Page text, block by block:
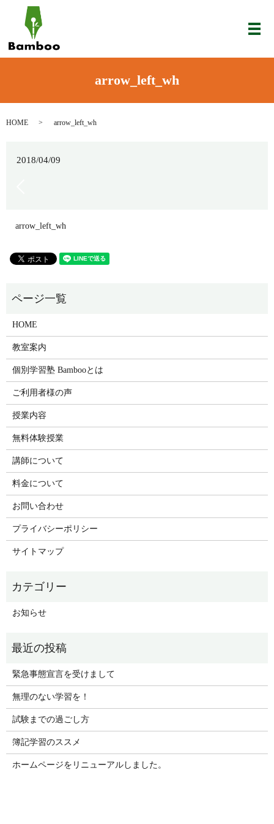
メ
arrow_left_wh
HOME arrow_left_wh
2018/04/09
arrow_left_wh
HOME
教室案内
個別学習塾 Bambooとは
ご利用者様の声
授業内容
無料体験授業
講師について
料金について
お問い合わせ
プライバシーポリシー
サイトマップ
お知らせ
緊急事態宣言を受けまして
無理のない学習を！
試験までの過ごし方
簿記学習のススメ
ホームページをリニューアルしました。